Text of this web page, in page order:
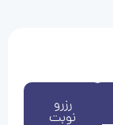
رزرو
نوبت